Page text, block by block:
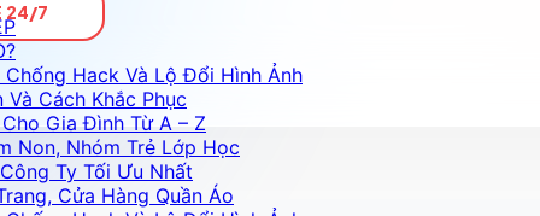
Hack Và Lộ Đổi Hình Ảnh
Cách Khắc Phục
Gia Đình Từ A – Z
Non, Nhóm Trẻ Lớp Học
Ty Tối Ưu Nhất
Cửa Hàng Quần Áo
24/7